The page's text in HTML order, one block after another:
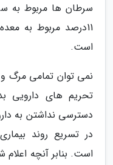
سرطان ها مربوط به
است.
نمی توان تمامی مرگ و
تحریم های دارویی
دسترسی نداشتن به
در تسریع روند